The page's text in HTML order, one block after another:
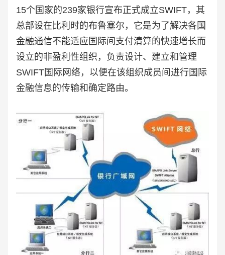
15个国家的239家银行宣布正式成立SWIFT，其
总部设在比利时的布鲁塞尔，它是为了解决各国
金融通信不能适应国际间支付清算的快速增长而
设立的非盈利性组织，负责设计、建立和管理
SWIFT国际网络，以便在该组织成员间进行国际
金融信息的传输和确定路由。